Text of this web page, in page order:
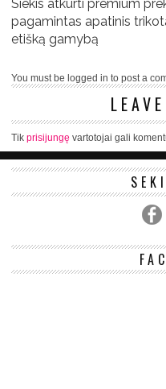
Siekis atkurti premium
pagamintas apatinis
etišką gamybą
You must be logged in to post a
Tik prisijungę vartotojai gali